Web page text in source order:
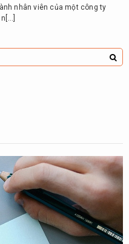
nhân viên của một công ty